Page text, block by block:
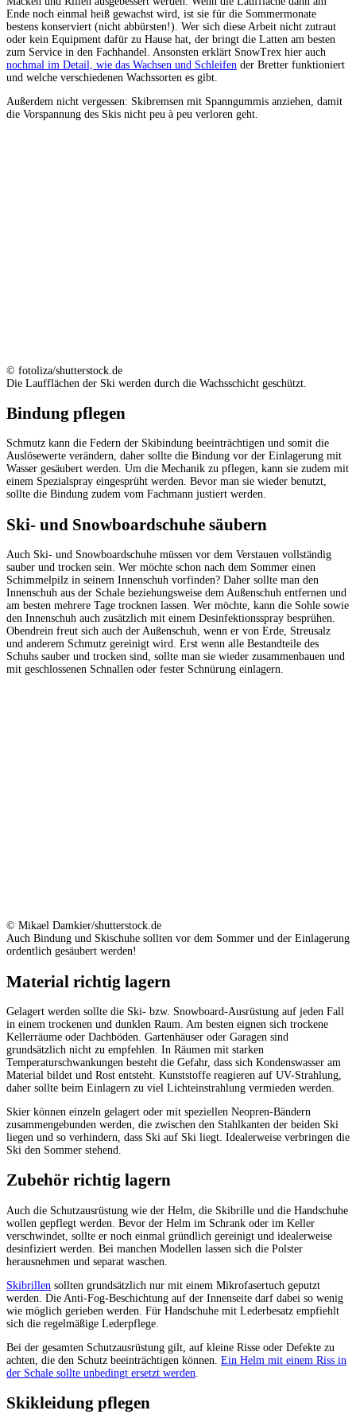
Ende noch einmal heiß gewachst wird, ist sie für die Sommermonate
bestens konserviert (nicht abbürsten!). Wer sich diese Arbeit nicht zutraut
oder kein Equipment dafür zu Hause hat, der bringt die Latten am besten
zum Service in den Fachhandel. Ansonsten erklärt SnowTrex hier auch
nochmal im Detail, wie das Wachsen und Schleifen der Bretter funktioniert
und welche verschiedenen Wachssorten es gibt.
Außerdem nicht vergessen: Skibremsen mit Spanngummis anziehen, damit
die Vorspannung des Skis nicht peu à peu verloren geht.
© fotoliza/shutterstock.de
Die Laufflächen der Ski werden durch die Wachsschicht geschützt.
Bindung pflegen
Schmutz kann die Federn der Skibindung beeinträchtigen und somit die
Auslösewerte verändern, daher sollte die Bindung vor der Einlagerung mit
Wasser gesäubert werden. Um die Mechanik zu pflegen, kann sie zudem mit
einem Spezialspray eingesprüht werden. Bevor man sie wieder benutzt,
sollte die Bindung zudem vom Fachmann justiert werden.
Ski- und Snowboardschuhe säubern
Auch Ski- und Snowboardschuhe müssen vor dem Verstauen vollständig
sauber und trocken sein. Wer möchte schon nach dem Sommer einen
Schimmelpilz in seinem Innenschuh vorfinden? Daher sollte man den
Innenschuh aus der Schale beziehungsweise dem Außenschuh entfernen und
am besten mehrere Tage trocknen lassen. Wer möchte, kann die Sohle sowie
den Innenschuh auch zusätzlich mit einem Desinfektionsspray besprühen.
Obendrein freut sich auch der Außenschuh, wenn er von Erde, Streusalz
und anderem Schmutz gereinigt wird. Erst wenn alle Bestandteile des
Schuhs sauber und trocken sind, sollte man sie wieder zusammenbauen und
mit geschlossenen Schnallen oder fester Schnürung einlagern.
© Mikael Damkier/shutterstock.de
Auch Bindung und Skischuhe sollten vor dem Sommer und der Einlagerung
ordentlich gesäubert werden!
Material richtig lagern
Gelagert werden sollte die Ski- bzw. Snowboard-Ausrüstung auf jeden Fall
in einem trockenen und dunklen Raum. Am besten eignen sich trockene
Kellerräume oder Dachböden. Gartenhäuser oder Garagen sind
grundsätzlich nicht zu empfehlen. In Räumen mit starken
Temperaturschwankungen besteht die Gefahr, dass sich Kondenswasser am
Material bildet und Rost entsteht. Kunststoffe reagieren auf UV-Strahlung,
daher sollte beim Einlagern zu viel Lichteinstrahlung vermieden werden.
Skier können einzeln gelagert oder mit speziellen Neopren-Bändern
zusammengebunden werden, die zwischen den Stahlkanten der beiden Ski
liegen und so verhindern, dass Ski auf Ski liegt. Idealerweise verbringen die
Ski den Sommer stehend.
Zubehör richtig lagern
Auch die Schutzausrüstung wie der Helm, die Skibrille und die Handschuhe
wollen gepflegt werden. Bevor der Helm im Schrank oder im Keller
verschwindet, sollte er noch einmal gründlich gereinigt und idealerweise
desinfiziert werden. Bei manchen Modellen lassen sich die Polster
herausnehmen und separat waschen.
Skibrillen sollten grundsätzlich nur mit einem Mikrofasertuch geputzt
werden. Die Anti-Fog-Beschichtung auf der Innenseite darf dabei so wenig
wie möglich gerieben werden. Für Handschuhe mit Lederbesatz empfiehlt
sich die regelmäßige Lederpflege.
Bei der gesamten Schutzausrüstung gilt, auf kleine Risse oder Defekte zu
achten, die den Schutz beeinträchtigen können. Ein Helm mit einem Riss in
der Schale sollte unbedingt ersetzt werden
Skikleidung pflegen